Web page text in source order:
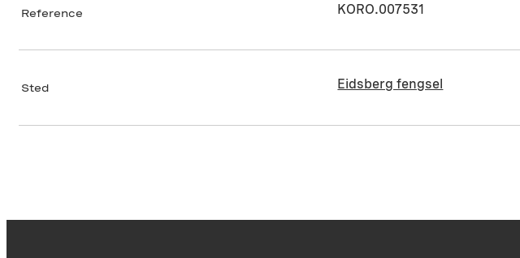
Reference KORO.007531
Sted Eidsberg fengsel